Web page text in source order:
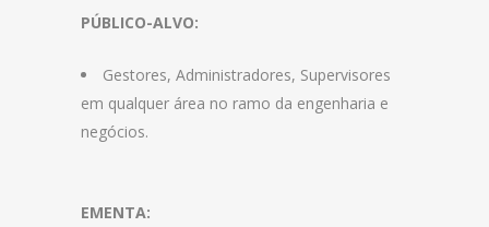
PÚBLICO-ALVO:
Gestores, Administradores, Supervisores
em qualquer área no ramo da engenharia e
negócios.
EMENTA: